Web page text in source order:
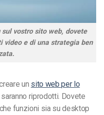
vostro sito web, dovete
video e di una strategia ben
un sito web per lo
riprodotti. Dovete
funzioni sia su desktop